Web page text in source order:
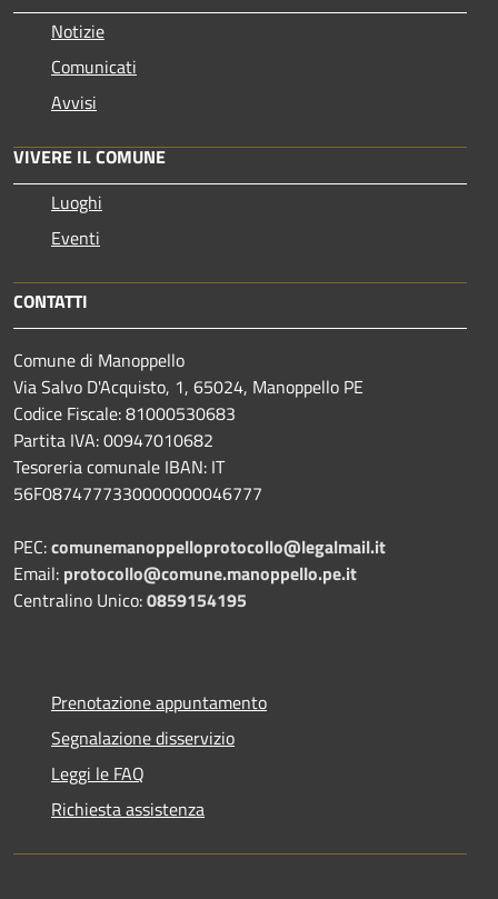
Notizie
Comunicati
Avvisi
VIVERE IL COMUNE
Luoghi
Eventi
CONTATTI
Comune di Manoppello
Via Salvo D'Acquisto, 1, 65024, Manoppello PE
Codice Fiscale: 81000530683
Partita IVA: 00947010682
Tesoreria comunale IBAN: IT
56F0874777330000000046777
PEC:comunemanoppelloprotocollo@legalmail.it
Email: protocollo@comune.manoppello.pe.it
Centralino Unico:0859154195
Prenotazione appuntamento
Segnalazione disservizio
Leggi le FAQ
Richiesta assistenza